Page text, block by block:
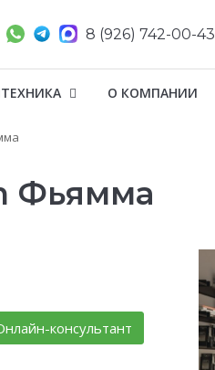
8 (926) 742-00-43
О КОМПАНИИ
Фьямма
консультант